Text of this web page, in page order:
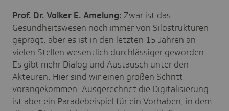
Prof. Dr. Volker E. Amelung: Zwar ist das
Gesundheitswesen noch immer von Silostrukturen
geprägt, aber es ist in den letzten 15 Jahren an
vielen Stellen wesentlich durchlässiger geworden.
Es gibt mehr Dialog und Austausch unter den
Akteuren. Hier sind wir einen großen Schritt
vorangekommen. Ausgerechnet die Digitalisierung
ist aber ein Paradebeispiel für ein Vorhaben, in dem